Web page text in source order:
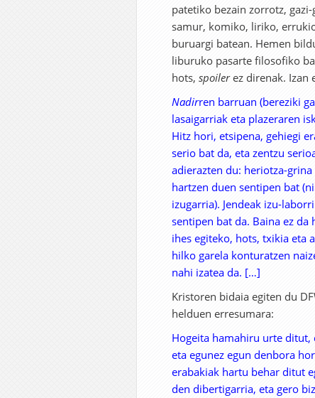
patetiko bezain zorrotz, gazi-
samur, komiko, liriko,
buruargi batean. Hemen
liburuko pasarte filosofiko
hots, spoilerez direnak. Izan
Nadirren barruan (bereziki
lasaigarriak eta plazeraren
Hitz hori, etsipena, gehiegi
serio bat da, eta zentzu
adierazten du: heriotza-
hartzen duen sentipen bat
izugarria). Jendeak izu-
sentipen bat da. Baina ez
ihes egiteko, hots, txikia eta
hilko garela konturatzen
nahi izatea da. […]
Kristoren bidaia egiten du
helduen erresumara:
Hogeita hamahiru urte ditut,
eta egunez egun denbora
erabakiak hartu behar ditut
den dibertigarria, eta gero